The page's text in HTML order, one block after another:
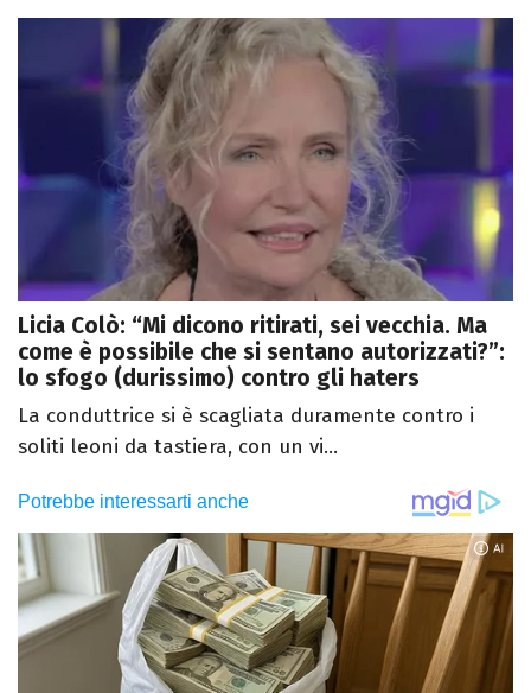
Licia Colò: “Mi dicono ritirati, sei vecchia. Ma
come è possibile che si sentano autorizzati?”:
lo sfogo (durissimo) contro gli haters
La conduttrice si è scagliata duramente contro i
soliti leoni da tastiera, con un vi...